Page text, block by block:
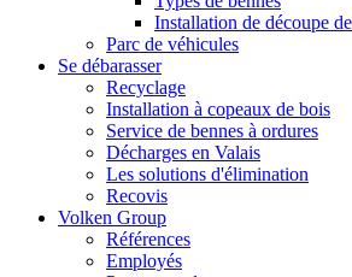
Installation de découpe
Parc de véhicules
Se débarasser
Recyclage
Installation à copeaux de bois
Service de bennes à ordures
Décharges en Valais
Les solutions d'élimination
Recovis
Volken Group
Références
Employés